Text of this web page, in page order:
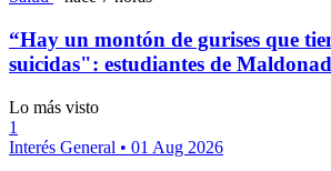
“Hay un montón de gurises que
suicidas": estudiantes de
Lo más visto
1
Interés General • 01 Aug 2026